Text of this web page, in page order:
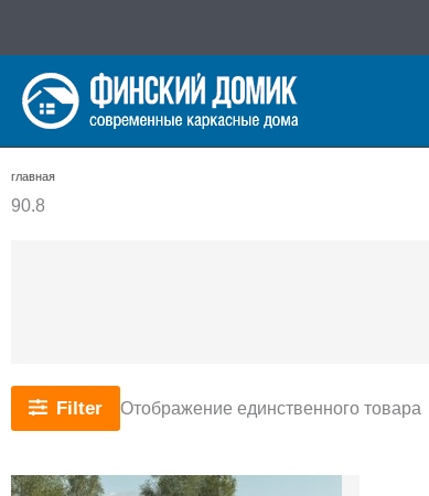
к
содержимому
главная
90.8
Filter Отображение единственного товара